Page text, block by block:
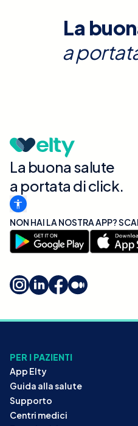
La
a
La buona salute
a portata di click.
NON HAI LA NOSTRA APP?
PER I PAZIENTI
App Elty
Guida alla salute
Supporto
Centri medici